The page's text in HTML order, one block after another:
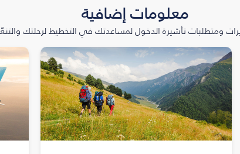
معلومات إضافية
ومتطلبات تأشيرة الدخول لمساعدتك في التخطيط لرحلتك